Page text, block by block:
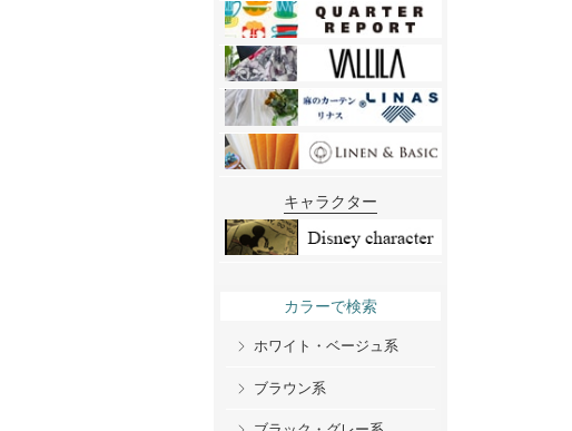
キャラクター
カラーで検索
ホワイト・ベージュ系
ブラウン系